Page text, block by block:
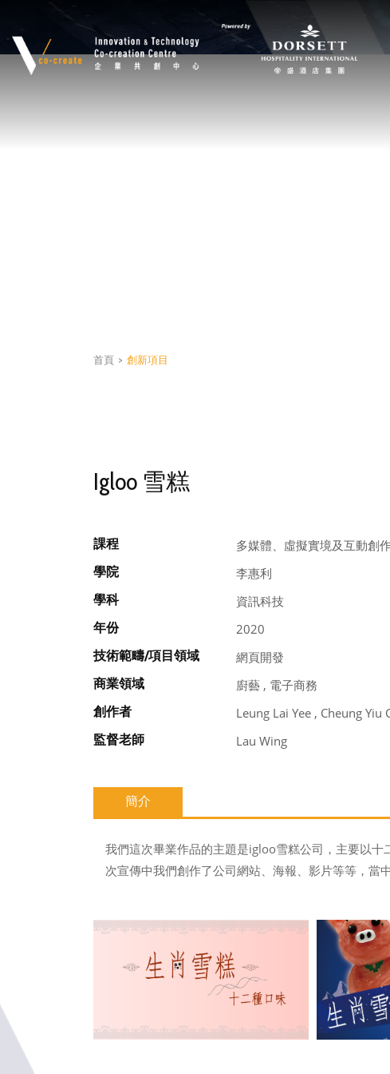
首頁 > 創新項目
Igloo 雪糕
課程 多媒體、虛擬實境及互動創
學院 李惠利
學科 資訊科技
年份 2020
技術範疇/項目領域 網頁開發
商業領域 廚藝 , 電子商務
創作者 Leung Lai Yee , Cheung Yiu
監督老師 Lau Wing
簡介
我們這次畢業作品的主題是igloo雪糕公司，主要以
次宣傳中我們創作了公司網站、海報、影片等等，當